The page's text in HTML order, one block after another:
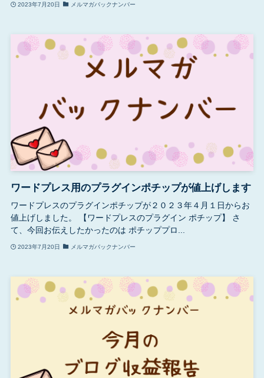
2023年7月20日 メルマガバックナンバー
ワードプレス用のプラグインポチップが値上げします
ワードプレスのプラグインポチップが２０２３年４月１日からお
値上げしました。 【ワードプレスのプラグイン ポチップ】 さ
て、今回お伝えしたかったのは ポチッププロ...
2023年7月20日 メルマガバックナンバー